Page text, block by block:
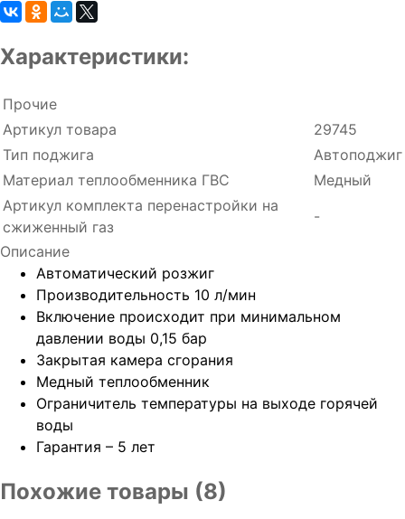
Характеристики:
Прочие
Артикул товара
29745
Тип поджига
Автоподжиг
Материал теплообменника ГВС
Медный
Артикул комплекта перенастройки на
сжиженный газ
-
Описание
Автоматический розжиг
Производительность 10 л/мин
Включение происходит при минимальном
давлении воды 0,15 бар
Закрытая камера сгорания
Медный теплообменник
Ограничитель температуры на выходе горячей
воды
Гарантия – 5 лет
Похожие товары (8)